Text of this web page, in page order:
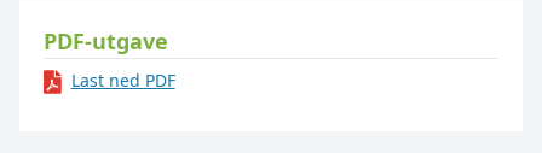
PDF-utgave
Last ned PDF